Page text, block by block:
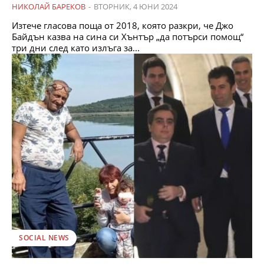
НИКОЛАЙ БАРЕКОВ - ВТОРНИК, 4 ЮНИ 2024
Изтече гласова поща от 2018, която разкри, че Джо
Байдън казва на сина си Хънтър „да потърси помощ“
три дни след като излъга за...
SOCIAL NEWS